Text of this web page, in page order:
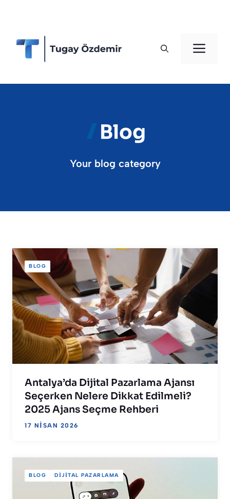
Blog
Your blog category
BLOG
Antalya’da Dijital Pazarlama Ajansı
Seçerken Nelere Dikkat Edilmeli?
2025 Ajans Seçme Rehberi
17 NISAN 2026
BLOG DIJITAL PAZARLAMA